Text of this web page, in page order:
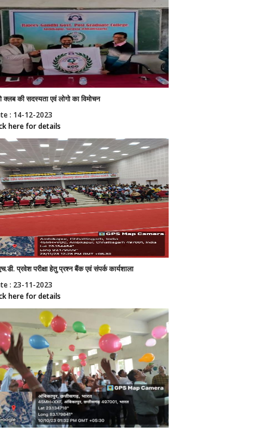
क्लब की सदस्यता एवं लोगो का विमोचन
: 14-12-2023
here for details
प्रवेश परीक्षा हेतु प्रश्न बैंक एवं संपर्क कार्यशाला
: 23-11-2023
here for details